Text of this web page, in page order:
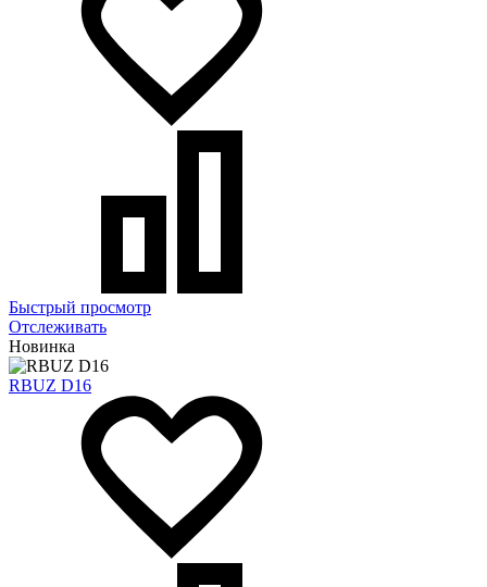
Быстрый просмотр
Отслеживать
Новинка
RBUZ D16